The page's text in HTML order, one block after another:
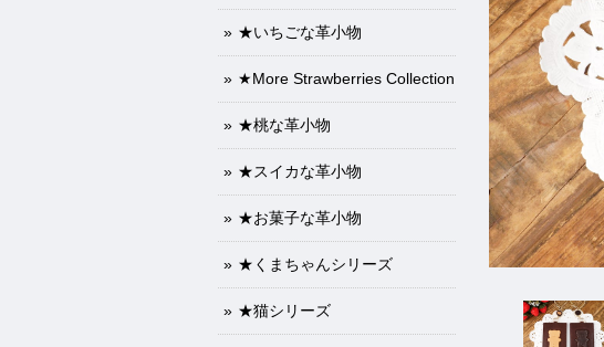
★いちごな革小物
★More Strawberries Collection
★桃な革小物
★スイカな革小物
★お菓子な革小物
★くまちゃんシリーズ
★猫シリーズ